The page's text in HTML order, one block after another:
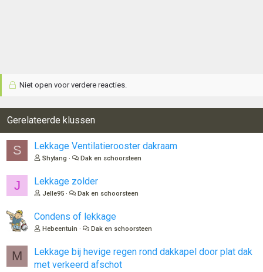
Niet open voor verdere reacties.
Gerelateerde klussen
S Lekkage Ventilatierooster dakraam
Shytang Dak en schoorsteen
J Lekkage zolder
Jelle95 Dak en schoorsteen
Condens of lekkage
Hebeentuin Dak en schoorsteen
M
Lekkage bij hevige regen rond dakkapel door plat dak
met verkeerd afschot